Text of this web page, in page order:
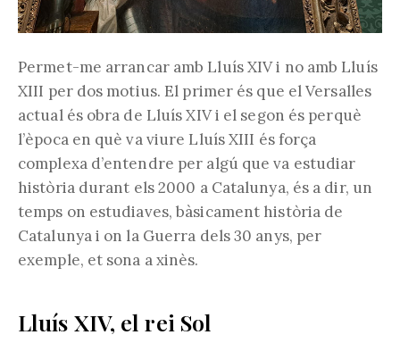
Permet-me arrancar amb Lluís XIV i no amb Lluís
XIII per dos motius. El primer és que el Versalles
actual és obra de Lluís XIV i el segon és perquè
l’època en què va viure Lluís XIII és força
complexa d’entendre per algú que va estudiar
història durant els 2000 a Catalunya, és a dir, un
temps on estudiaves, bàsicament història de
Catalunya i on la Guerra dels 30 anys, per
exemple, et sona a xinès.
Lluís XIV, el rei Sol